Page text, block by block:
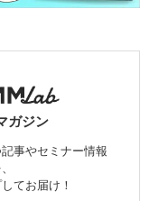
ガジン
事やセミナー情報
てお届け！